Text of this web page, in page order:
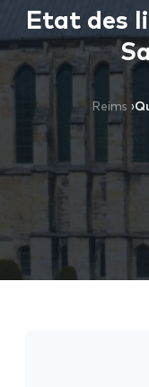
Etat des
Reims ›